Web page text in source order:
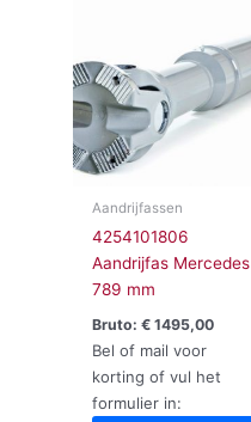
Aandrijfassen
4254101806
Aandrijfas Mercedes
789 mm
Bruto:€ 1495,00
Bel of mail voor
korting of vul het
formulier in: